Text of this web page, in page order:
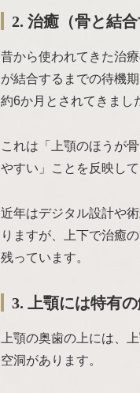
2. 治癒（骨と結
昔から使われてきた治
が結合するまでの待機
約6か月とされてきまし
これは「上顎のほうが
やすい」ことを反映して
近年はデジタル設計や
りますが、上下で治癒
残っています。
3. 上顎には特有
上顎の奥歯の上には、
空洞があります。